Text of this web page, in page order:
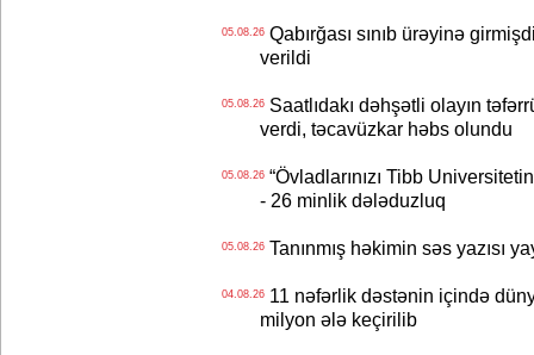
05.08.26Qabırğası sınıb ürəyinə
verildi
05.08.26Saatlıdakı dəhşətli olayın
verdi, təcavüzkar həbs olundu
05.08.26“Övladlarınızı Tibb
- 26 minlik dələduzluq
05.08.26Tanınmış həkimin səs yazısı
04.08.2611 nəfərlik dəstənin içində
milyon ələ keçirilib